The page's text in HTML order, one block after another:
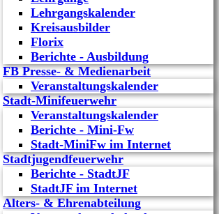
Lehrgangskalender
Kreisausbilder
Florix
Berichte - Ausbildung
FB Presse- & Medienarbeit
Veranstaltungskalender
Stadt-Minifeuerwehr
Veranstaltungskalender
Berichte - Mini-Fw
Stadt-MiniFw im Internet
Stadtjugendfeuerwehr
Berichte - StadtJF
StadtJF im Internet
Alters- & Ehrenabteilung